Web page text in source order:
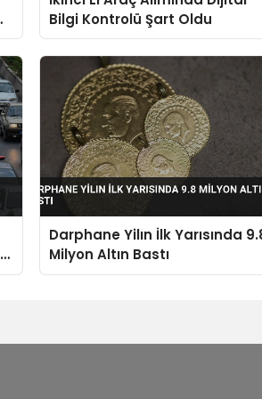
Bilgi Kontrolü Şart Oldu
Darphane Yilın İlk Yarısında
Milyon Altın Bastı